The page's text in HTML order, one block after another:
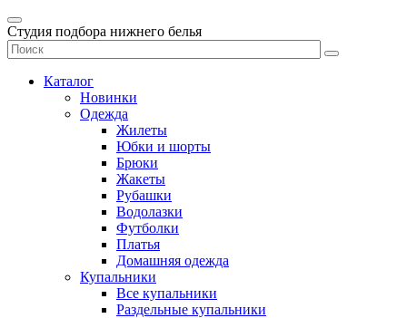
Студия подбора нижнего белья
Каталог
Новинки
Одежда
Жилеты
Юбки и шорты
Брюки
Жакеты
Рубашки
Водолазки
Футболки
Платья
Домашняя одежда
Купальники
Все купальники
Раздельные купальники